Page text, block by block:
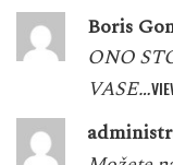
Boris
ONO
VASE…